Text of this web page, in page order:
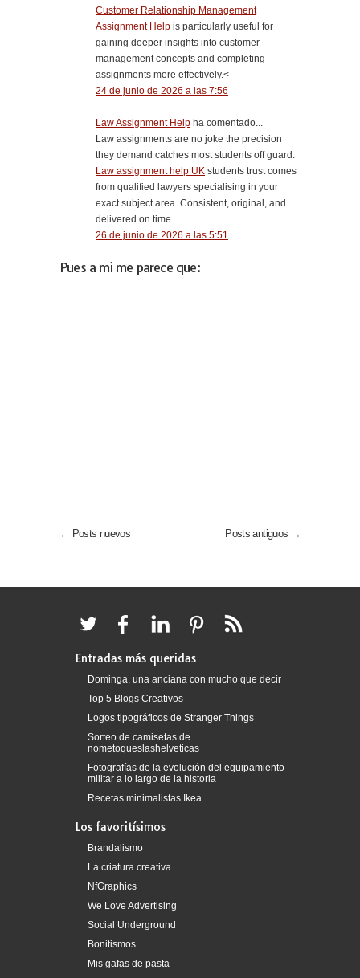
Customer Relationship Management
Assignment Help is particularly useful for
gaining deeper insights into customer
management concepts and completing
assignments more effectively.<
24 de junio de 2026 a las 7:56
Law Assignment Help ha comentado...
Law assignments are no joke the precision
they demand catches most students off guard.
Law assignment help UK students trust comes
from qualified lawyers specialising in your
exact subject area. Consistent, original, and
delivered on time.
26 de junio de 2026 a las 5:51
Pues a mi me parece que:
← Posts nuevos Posts antiguos →
Entradas más queridas
Dominga, una anciana con mucho que decir
Top 5 Blogs Creativos
Logos tipográficos de Stranger Things
Sorteo de camisetas de
nometoqueslashelveticas
Fotografías de la evolución del equipamiento
militar a lo largo de la historia
Recetas minimalistas Ikea
Los favoritísimos
Brandalismo
La criatura creativa
NfGraphics
We Love Advertising
Social Underground
Bonitismos
Mis gafas de pasta